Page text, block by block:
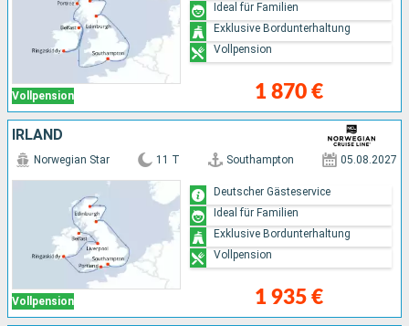
Vollpension 1 870 €
Ideal für Familien
Exklusive Bordunterhaltung
Vollpension
IRLAND
Vollpension
Norwegian Star 11 T Southampton 05.08.2027
1 935 €
Deutscher Gästeservice
Ideal für Familien
Exklusive Bordunterhaltung
Vollpension